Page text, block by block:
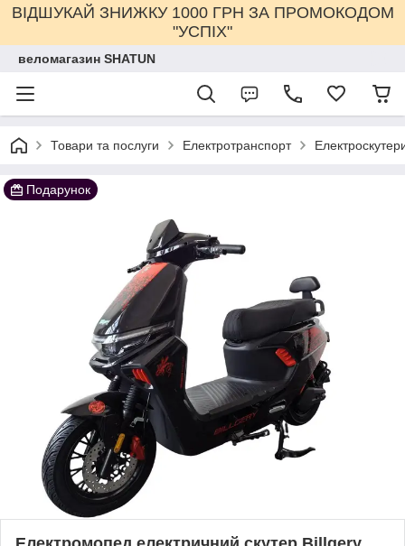
ВІДШУКАЙ ЗНИЖКУ 1000 ГРН ЗА ПРОМОКОДОМ
"УСПІХ"
веломагазин SHATUN
Товари та послуги Електротранспорт
Подарунок